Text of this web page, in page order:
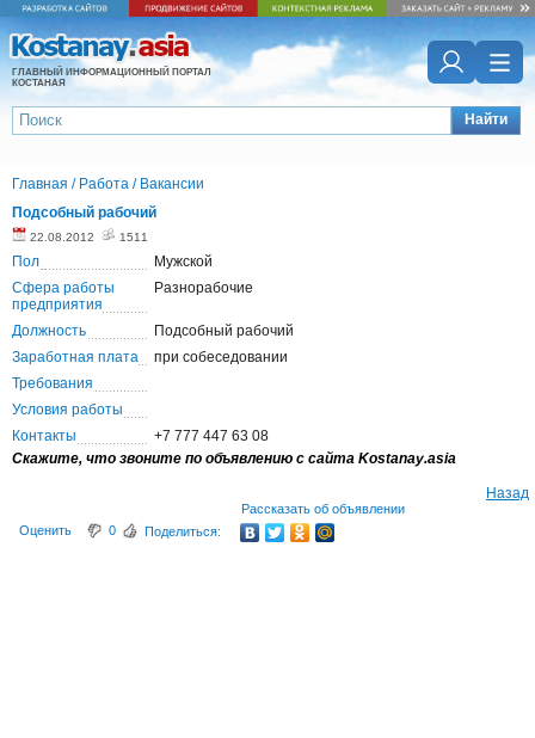
ГЛАВНЫЙ ИНФОРМАЦИОННЫЙ ПОРТАЛ
КОСТАНАЯ
Найти
Главная / Работа / Вакансии
Подсобный рабочий
22.08.2012 1511
Пол
Мужской
Сфера работы
предприятия
Разнорабочие
Должность
Подсобный рабочий
Заработная плата
при собеседовании
Требования
Условия работы
Контакты
+7 777 447 63 08
Скажите, что звоните по объявлению с сайта Kostanay.asia
Назад
Рассказать об объявлении
Оценить
0 Поделиться: